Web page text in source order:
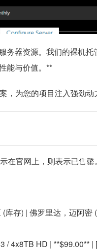
器资源。我们的裸机
与价值。 **
，为您的项目注入强劲动
在官网上，则表示已售罄
存) | 佛罗里达，迈阿
/ 4x8TB HD | **$99.00**